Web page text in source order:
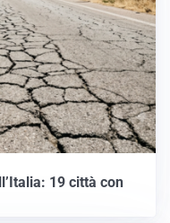
19 città con